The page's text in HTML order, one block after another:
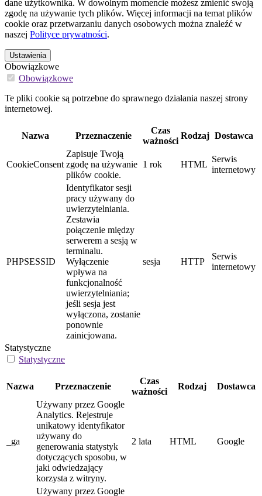
dane użytkownika. W dowolnym momencie możesz zmienić swoją
zgodę na używanie tych plików. Więcej informacji na temat plików
cookie oraz przetwarzaniu danych osobowych można znaleźć w
naszej Polityce prywatności.
Ustawienia
Obowiązkowe
Obowiązkowe
Te pliki cookie są potrzebne do sprawnego działania naszej strony
internetowej.
Nazwa Przeznaczenie
Czas
ważności
Rodzaj Dostawca
CookieConsent
Zapisuje Twoją
zgodę na używanie
plików cookie.
1 rok HTML
Serwis
internetowy
PHPSESSID
Identyfikator sesji
pracy używany do
uwierzytelniania.
Zestawia
połączenie między
serwerem a sesją w
terminalu.
Wyłączenie
wpływa na
funkcjonalność
uwierzytelniania;
jeśli sesja jest
wyłączona, zostanie
ponownie
zainicjowana.
sesja HTTP
Serwis
internetowy
Statystyczne
Statystyczne
Nazwa Przeznaczenie
Czas
ważności
Rodzaj Dostawca
_ga
Używany przez Google
Analytics. Rejestruje
unikatowy identyfikator
używany do
generowania statystyk
dotyczących sposobu, w
jaki odwiedzający
korzysta z witryny.
2 lata HTML Google
Używany przez Google